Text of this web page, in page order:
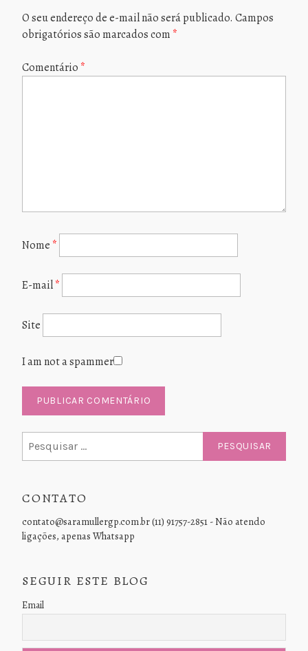
O seu endereço de e-mail não será publicado. Campos
obrigatórios são marcados com *
Comentário *
Nome *
E-mail*
Site
I am not a spammer
por:
CONTATO
contato@saramullergp.com.br (11) 91757-2851 - Não atendo
ligações, apenas Whatsapp
SEGUIR ESTE BLOG
Email